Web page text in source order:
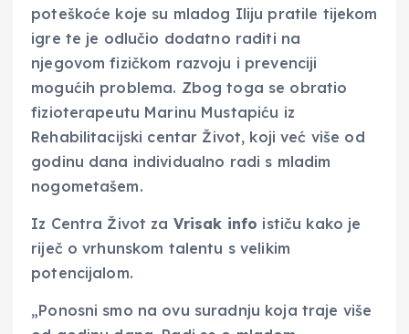
poteškoće koje su mladog Iliju pratile tijekom
igre te je odlučio dodatno raditi na
njegovom fizičkom razvoju i prevenciji
mogućih problema. Zbog toga se obratio
fizioterapeutu Marinu Mustapiću iz
Rehabilitacijski centar Život, koji već više od
godinu dana individualno radi s mladim
nogometašem.
Iz Centra Život za Vrisak info ističu kako je
riječ o vrhunskom talentu s velikim
potencijalom.
„Ponosni smo na ovu suradnju koja traje više